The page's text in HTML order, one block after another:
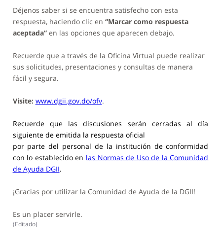
Déjenos saber si se encuentra satisfecho con esta
respuesta, haciendo clic en “Marcar como respuesta
aceptada”en las opciones que aparecen debajo.
Recuerde que a través de la Oficina Virtual puede realizar
sus solicitudes, presentaciones y consultas de manera
fácil y segura.
Visite: www.dgii.gov.do/ofv.
Recuerde que las discusiones serán cerradas al día
siguiente de emitida la respuesta oficial
por parte del personal de la institución de conformidad
con lo establecido en las Normas de Uso de la Comunidad
de Ayuda DGII.
¡Gracias por utilizar la Comunidad de Ayuda de la DGII!
Es un placer servirle.
(Editado)